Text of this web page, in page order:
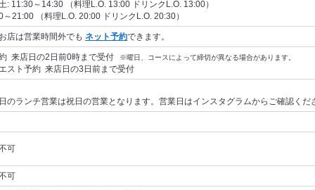
: 11:30～14:30 （料理L.O. 13:00 ドリンクL.O. 13:00）
～21:00 （料理L.O. 20:00 ドリンクL.O. 20:30）
店は営業時間外でも ネット予約できます。
来店日の2日前0時まで受付 ※曜日、コースによって締切が異なる場合があります。
スト予約 来店日の3日前まで受付
のランチ営業は祝日の営業となります。営業日はインスタグラムからご確認くだ
可
可